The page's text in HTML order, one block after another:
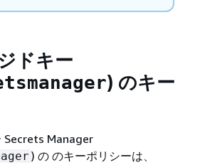
ドキー
) のキー
Secrets Manager
) の のキーポリシーは、